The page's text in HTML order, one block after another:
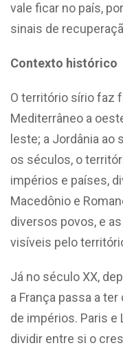
vale ficar no país,
sinais de
Contexto histórico
O território sírio faz
Mediterrâneo a
leste; a Jordânia ao
os séculos, o
impérios e países,
Macedônio e
diversos povos, e
visíveis pelo
Já no século XX,
a França passa a
de impérios. Paris e
dividir entre si o